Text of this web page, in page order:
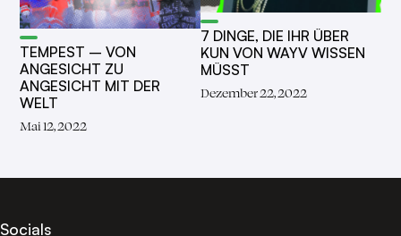
TEMPEST – VON
ANGESICHT ZU
ANGESICHT MIT DER
WELT
Mai 12, 2022
7 DINGE, DIE IHR ÜBER
KUN VON WAYV WISSEN
MÜSST
Dezember 22, 2022
Socials